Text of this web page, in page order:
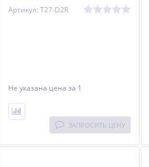
Артикул: T27-D2R
Не указана цена за 1
ЗАПРОСИТЬ ЦЕНУ